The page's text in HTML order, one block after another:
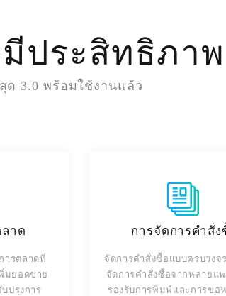
ประสิทธิภาพ
ด 3.0 พร้อมใช้งานแล้ว
ลาด
ารตลาดที่
มยอดขาย
ปรุงการ
การจัดการคำสั่ง
จัดการคำสั่งซื้อแบบครบวงจ
จัดการคำสั่งซื้อจากหลายแ
รองรับการพิมพ์และการขอ